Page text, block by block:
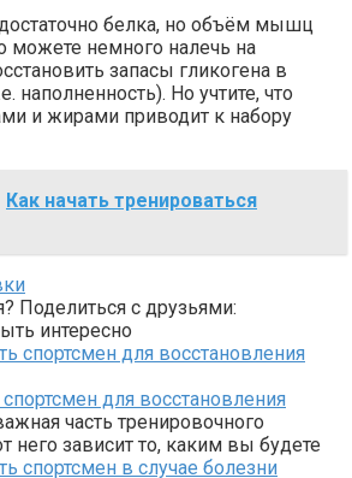
белка, но объём мышц
можете немного налечь на
запасы гликогена в
наполненность). Но учтите, что
и жирами приводит к набору
Как начать тренироваться
Поделиться с друзьями:
интересно
для восстановления
часть тренировочного
него зависит то, каким вы будете